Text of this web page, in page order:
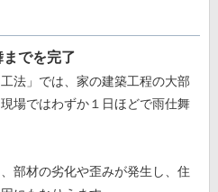
でを完了
法」では、家の建築工程の大部
場ではわずか１日ほどで雨仕舞
部材の劣化や歪みが発生し、住